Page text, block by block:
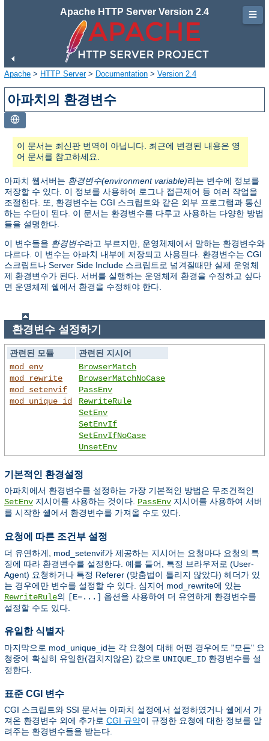
Apache HTTP Server Version 2.4
Apache > HTTP Server> Documentation > Version 2.4
아파치의 환경변수
이 문서는 최신판 번역이 아닙니다. 최근에 변경된 내용은 영
어 문서를 참고하세요.
아파치 웹서버는 환경변수(environment variable)라는 변수에 정보를
저장할 수 있다. 이 정보를 사용하여 로그나 접근제어 등 여러 작업을
조절한다. 또, 환경변수는 CGI 스크립트와 같은 외부 프로그램과 통신
하는 수단이 된다. 이 문서는 환경변수를 다루고 사용하는 다양한 방법
들을 설명한다.
이 변수들을 환경변수라고 부르지만, 운영체제에서 말하는 환경변수와
다르다. 이 변수는 아파치 내부에 저장되고 사용된다. 환경변수는 CGI
스크립트나 Server Side Include 스크립트로 넘겨질때만 실제 운영체
제 환경변수가 된다. 서버를 실행하는 운영체제 환경을 수정하고 싶다
면 운영체제 쉘에서 환경을 수정해야 한다.
환경변수 설정하기
관련된 모듈
관련된 지시어
mod_env
mod_rewrite
mod_setenvif
mod_unique_id
BrowserMatch
BrowserMatchNoCase
PassEnv
RewriteRule
SetEnv
SetEnvIf
SetEnvIfNoCase
UnsetEnv
기본적인 환경설정
아파치에서 환경변수를 설정하는 가장 기본적인 방법은 무조건적인
SetEnv 지시어를 사용하는 것이다. PassEnv 지시어를 사용하여 서버
를 시작한 쉘에서 환경변수를 가져올 수도 있다.
요청에 따른 조건부 설정
더 유연하게, mod_setenvif가 제공하는 지시어는 요청마다 요청의 특
징에 따라 환경변수를 설정한다. 예를 들어, 특정 브라우저로 (User-
Agent) 요청하거나 특정 Referer (맞춤법이 틀리지 않았다) 헤더가 있
는 경우에만 변수를 설정할 수 있다. 심지어 mod_rewrite에 있는
RewriteRule의 [E=...] 옵션을 사용하여 더 유연하게 환경변수를
설정할 수도 있다.
유일한 식별자
마지막으로 mod_unique_id는 각 요청에 대해 어떤 경우에도 "모든" 요
청중에 확실히 유일한(겹치지않은) 값으로 UNIQUE_ID 환경변수를 설
정한다.
표준 CGI 변수
CGI 스크립트와 SSI 문서는 아파치 설정에서 설정하였거나 쉘에서 가
져온 환경변수 외에 추가로 CGI 규약이 규정한 요청에 대한 정보를 알
려주는 환경변수들을 받는다.
☰